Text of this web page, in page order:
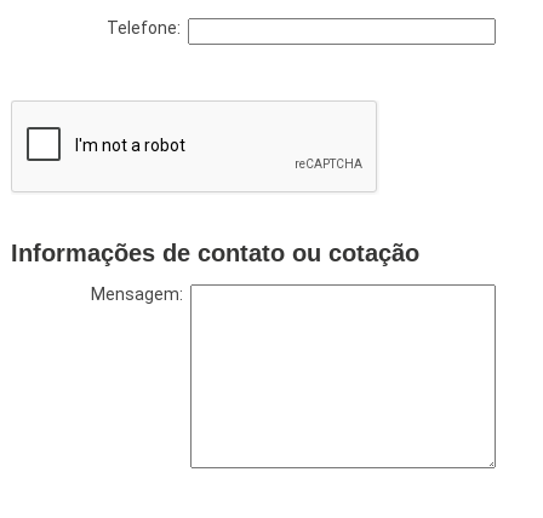
Telefone:
Informações de contato ou cotação
Mensagem: